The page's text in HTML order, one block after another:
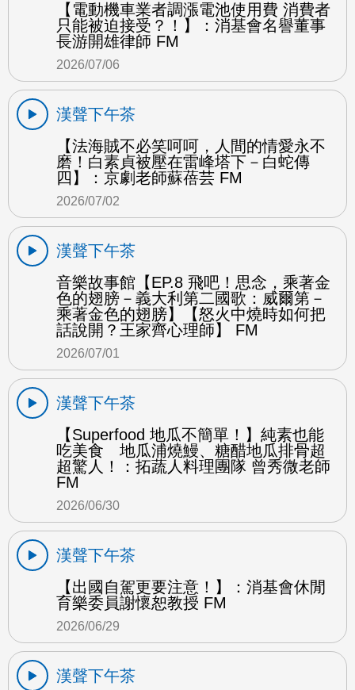
【電動機車業者調漲電池使用費 消費者
只能被迫接受？！】：消基會名譽董事
長游開雄律師 FM
2026/07/06
漢聲下午茶
【法海賊不必笑呵呵，人間的情愛永不
磨！白素貞被壓在雷峰塔下－白蛇傳
四】：京劇老師蘇蓓芸 FM
2026/07/02
漢聲下午茶
音樂故事館【EP.8 飛吧！思念，乘著金
色的翅膀－義大利第二國歌：威爾第－
乘著金色的翅膀】【怒火中燒時如何把
話說開？王家齊心理師】 FM
2026/07/01
漢聲下午茶
【Superfood 地瓜不簡單！】純素也能
吃美食 地瓜浦燒鰻、糖醋地瓜排骨超
超驚人！：拓蔬人料理團隊 曾秀微老師
FM
2026/06/30
漢聲下午茶
【出國自駕更要注意！】：消基會休閒
育樂委員謝懷恕教授 FM
2026/06/29
漢聲下午茶